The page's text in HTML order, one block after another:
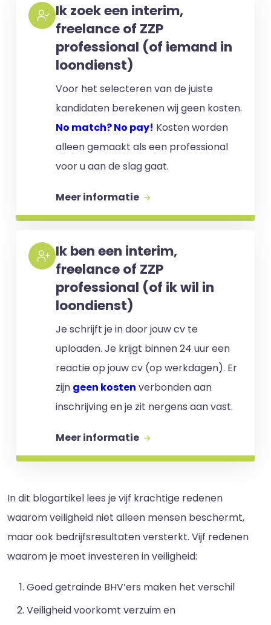
Ik zoek een interim,
freelance of ZZP
professional (of iemand in
loondienst)
Voor het selecteren van de juiste
kandidaten berekenen wij geen kosten.
No match? No pay! Kosten worden
alleen gemaakt als een professional
voor u aan de slag gaat.
Meer informatie
Ik ben een interim,
freelance of ZZP
professional (of ik wil in
loondienst)
Je schrijft je in door jouw cv te
uploaden. Je krijgt binnen 24 uur een
reactie op jouw cv (op werkdagen). Er
zijn geen kosten verbonden aan
inschrijving en je zit nergens aan vast.
Meer informatie
In dit blogartikel lees je vijf krachtige redenen
waarom veiligheid niet alleen mensen beschermt,
maar ook bedrijfsresultaten versterkt. Vijf redenen
waarom je moet investeren in veiligheid:
Goed getrainde BHV’ers maken het verschil
Veiligheid voorkomt verzuim en